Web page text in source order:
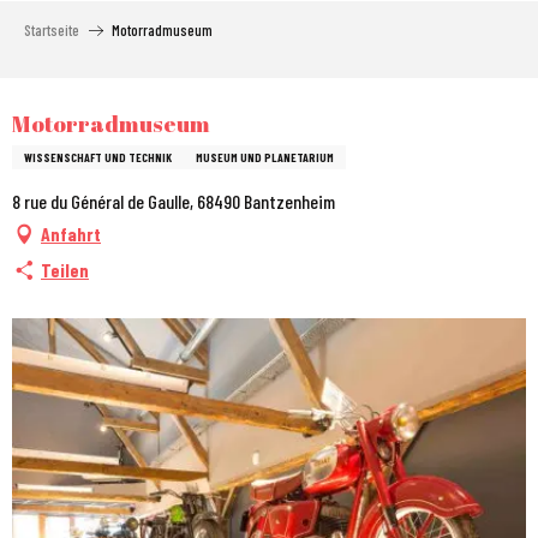
Startseite Motorradmuseum
Motorradmuseum
WISSENSCHAFT UND TECHNIK MUSEUM UND PLANETARIUM
8 rue du Général de Gaulle, 68490 Bantzenheim
Anfahrt
Teilen